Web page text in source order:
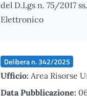
del D.Lgs n. 75/2017
Elettronico
Delibera n. 342/2025
Ufficio: Area Risorse
Data Pubblicazione: